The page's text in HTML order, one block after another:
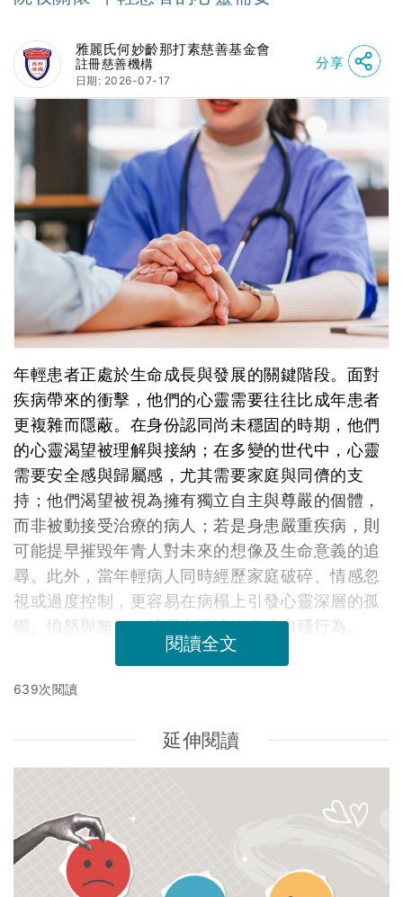
雅麗氏何妙齡那打素慈善基金會
註冊慈善機構
日期: 2026-07-17
分享
年輕患者正處於生命成長與發展的關鍵階段。面對
疾病帶來的衝擊，他們的心靈需要往往比成年患者
更複雜而隱蔽。在身份認同尚未穩固的時期，他們
的心靈渴望被理解與接納；在多變的世代中，心靈
需要安全感與歸屬感，尤其需要家庭與同儕的支
持；他們渴望被視為擁有獨立自主與尊嚴的個體，
而非被動接受治療的病人；若是身患嚴重疾病，則
可能提早摧毀年青人對未來的想像及生命意義的追
尋。此外，當年輕病人同時經歷家庭破碎、情感忽
視或過度控制，更容易在病榻上引發心靈深層的孤
獨、憤怒與無助，甚至出現情緒病或自殘行為。
閱讀全文
639次閱讀
延伸閱讀